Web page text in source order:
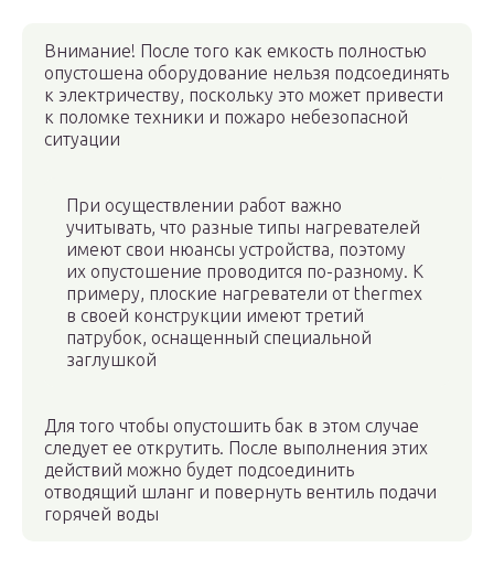
Внимание! После того как емкость полностью
опустошена оборудование нельзя подсоединять
к электричеству, поскольку это может привести
к поломке техники и пожаро небезопасной
ситуации
При осуществлении работ важно
учитывать, что разные типы нагревателей
имеют свои нюансы устройства, поэтому
их опустошение проводится по-разному. К
примеру, плоские нагреватели от thermex
в своей конструкции имеют третий
патрубок, оснащенный специальной
заглушкой
Для того чтобы опустошить бак в этом случае
следует ее открутить. После выполнения этих
действий можно будет подсоединить
отводящий шланг и повернуть вентиль подачи
горячей воды